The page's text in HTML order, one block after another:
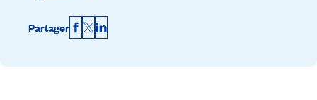
Partager Facebook
X LinkedIn